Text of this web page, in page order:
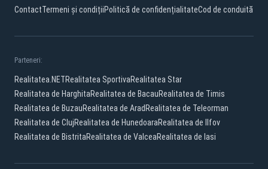
ContactTermeni și condițiiPolitică de confidențialitateCod de conduită
Parteneri:
Realitatea.NETRealitatea SportivaRealitatea Star
Realitatea de HarghitaRealitatea de BacauRealitatea de Timis
Realitatea de BuzauRealitatea de Arad Realitatea de Teleorman
Realitatea de ClujRealitatea de HunedoaraRealitatea de Ilfov
Realitatea de BistritaRealitatea de ValceaRealitatea de Iasi